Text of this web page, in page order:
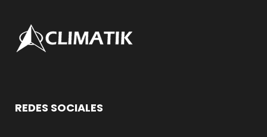
REDES SOCIALES